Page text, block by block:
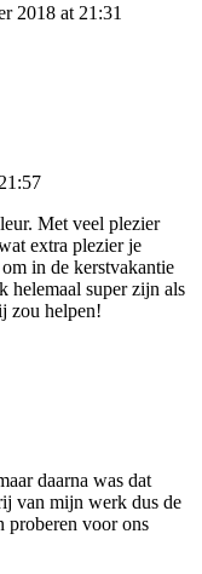
2018 at 21:31
Met veel plezier
extra plezier je
in de kerstvakantie
helemaal super zijn als
zou helpen!
daarna was dat
van mijn werk dus de
proberen voor ons